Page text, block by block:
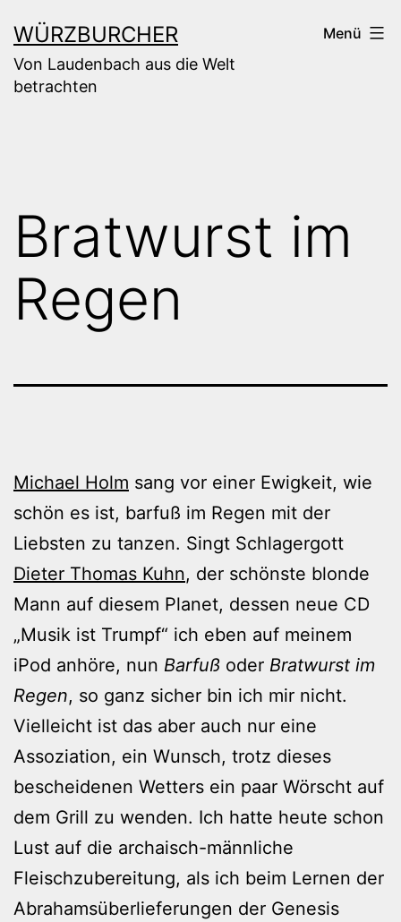
Inhalt
springen
WÜRZBURCHER
Von Laudenbach aus die Welt
betrachten
Menü
Bratwurst im
Regen
Michael Holm sang vor einer Ewigkeit, wie
schön es ist, barfuß im Regen mit der
Liebsten zu tanzen. Singt Schlagergott
Dieter Thomas Kuhn, der schönste blonde
Mann auf diesem Planet, dessen neue CD
„Musik ist Trumpf“ ich eben auf meinem
iPod anhöre, nun Barfuß oder Bratwurst im
Regen, so ganz sicher bin ich mir nicht.
Vielleicht ist das aber auch nur eine
Assoziation, ein Wunsch, trotz dieses
bescheidenen Wetters ein paar Wörscht auf
dem Grill zu wenden. Ich hatte heute schon
Lust auf die archaisch-männliche
Fleischzubereitung, als ich beim Lernen der
Abrahamsüberlieferungen der Genesis